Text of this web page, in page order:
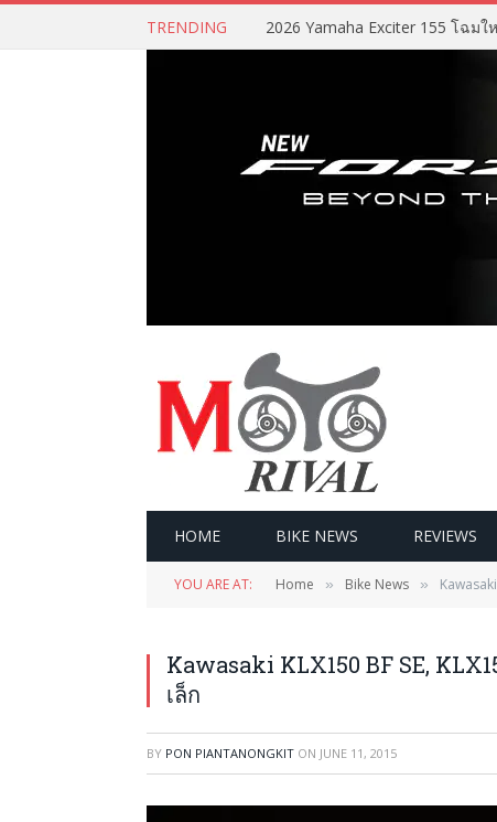
TRENDING 2026 Yamaha Exciter 155 โฉมใ
HOME BIKE NEWS REVIEWS
YOU ARE AT: Home » Bike News »
Kawasaki KLX150 BF SE,
เล็ก
BY PON PIANTANONGKIT ON JUNE 11, 2015